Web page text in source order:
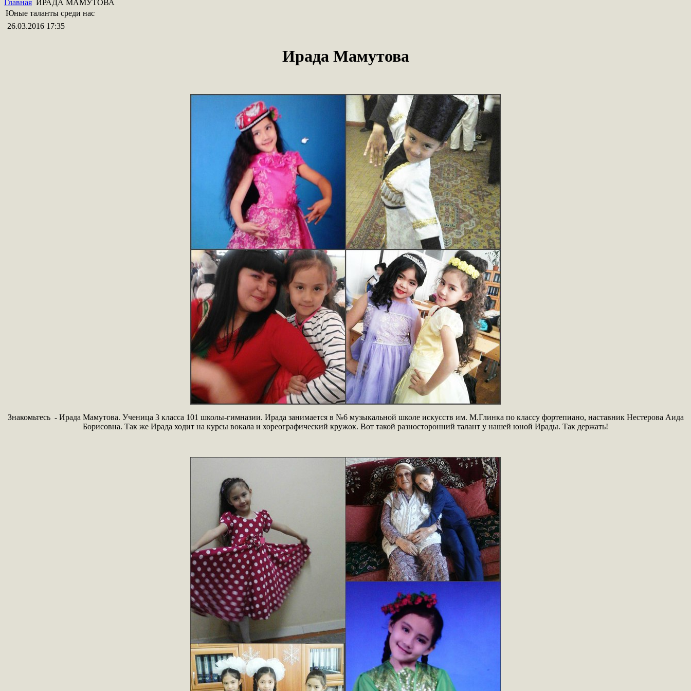
Главная ИРАДА МАМУТОВА
Юные таланты среди нас
26.03.2016 17:35
Ирада Мамутова
Знакомьтесь - Ирада Мамутова. Ученица 3 класса 101 школы-гимназии. Ирада занимается в №6 музыкальной школе искусств им. М.Глинка по классу фортепиано, наставник Нестерова Аида
Борисовна. Так же Ирада ходит на курсы вокала и хореографический кружок. Вот такой разносторонний талант у нашей юной Ирады. Так держать!